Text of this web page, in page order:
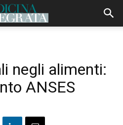
negli alimenti:
ANSES